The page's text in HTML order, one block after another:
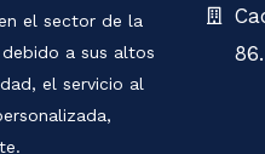
el sector de la
a sus altos
el servicio al